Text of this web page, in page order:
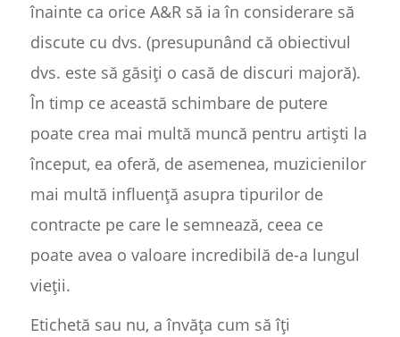
înainte ca orice A&R să ia în considerare să
discute cu dvs. (presupunând că obiectivul
dvs. este să găsiți o casă de discuri majoră).
În timp ce această schimbare de putere
poate crea mai multă muncă pentru artiști la
început, ea oferă, de asemenea, muzicienilor
mai multă influență asupra tipurilor de
contracte pe care le semnează, ceea ce
poate avea o valoare incredibilă de-a lungul
vieții.
Etichetă sau nu, a învăța cum să îți